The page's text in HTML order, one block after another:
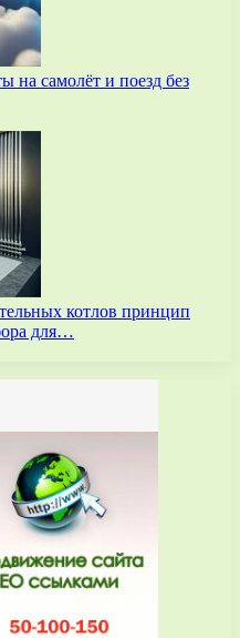
на самолёт и поезд без
котлов принцип
для…